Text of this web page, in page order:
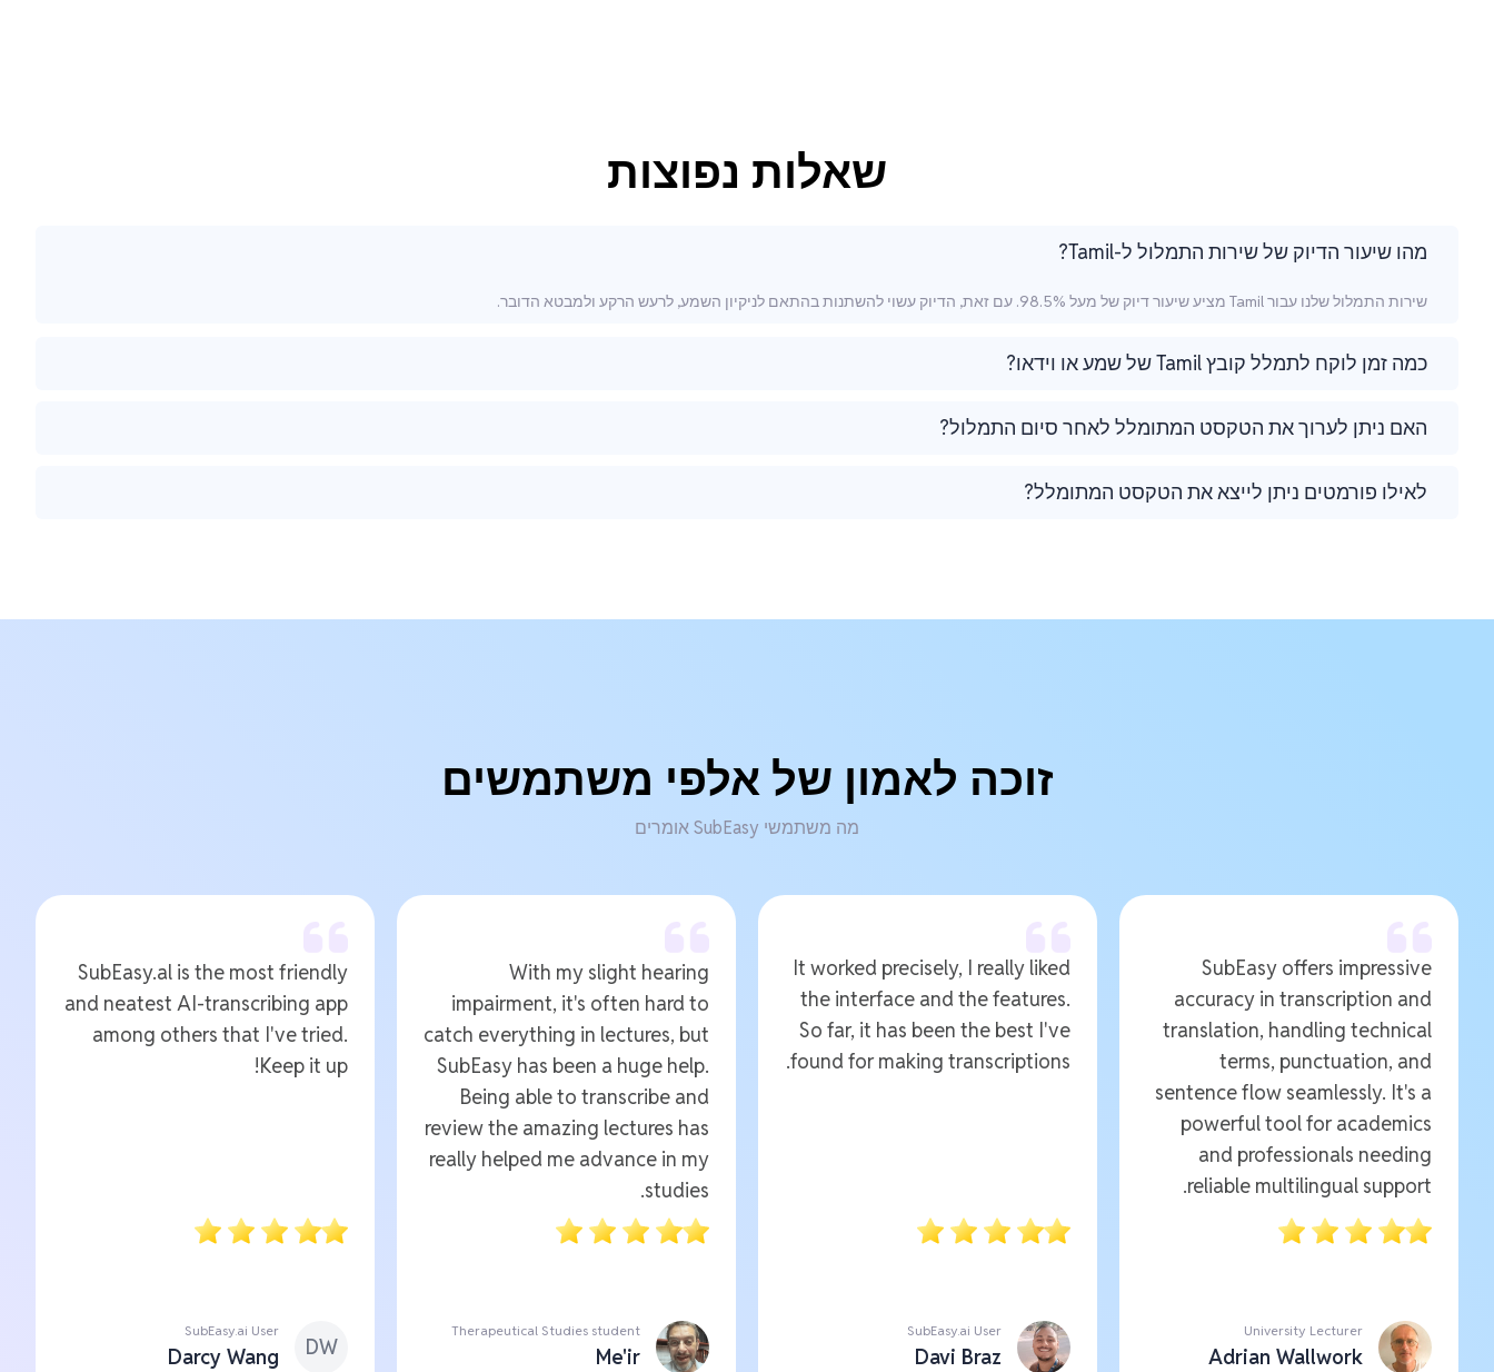
שאלות נפוצות
מהו שיעור הדיוק של שירות התמלול ל-Tamil?
שירות התמלול שלנו עבור Tamil מציע שיעור דיוק של מעל 98.5%. עם זאת, הדיוק עשוי להשתנות בהתאם לניקיון השמע, לרעש הרקע ולמבטא הדובר.
כמה זמן לוקח לתמלל קובץ Tamil של שמע או וידאו?
האם ניתן לערוך את הטקסט המתומלל לאחר סיום התמלול?
לאילו פורמטים ניתן לייצא את הטקסט המתומלל?
זוכה לאמון של אלפי משתמשים
מה משתמשי SubEasy אומרים
SubEasy offers impressive
accuracy in transcription and
translation, handling technical
terms, punctuation, and
sentence flow seamlessly. It's a
powerful tool for academics
and professionals needing
reliable multilingual support.
University Lecturer
Adrian Wallwork
It worked precisely, I really liked
the interface and the features.
So far, it has been the best I've
found for making transcriptions.
SubEasy.ai User
Davi Braz
With my slight hearing
impairment, it's often hard to
catch everything in lectures, but
SubEasy has been a huge help.
Being able to transcribe and
review the amazing lectures has
really helped me advance in my
studies.
Therapeutical Studies student
Me'ir
SubEasy.al is the most friendly
and neatest AI-transcribing app
among others that I've tried.
Keep it up!
DW
SubEasy.ai User
Darcy Wang